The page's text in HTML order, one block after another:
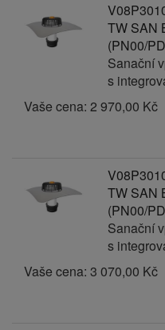
TW SAN
(PN00/
Sanační
s
Vaše cena: 2 970,00 Kč
TW SAN
(PN00/
Sanační
s
Vaše cena: 3 070,00 Kč